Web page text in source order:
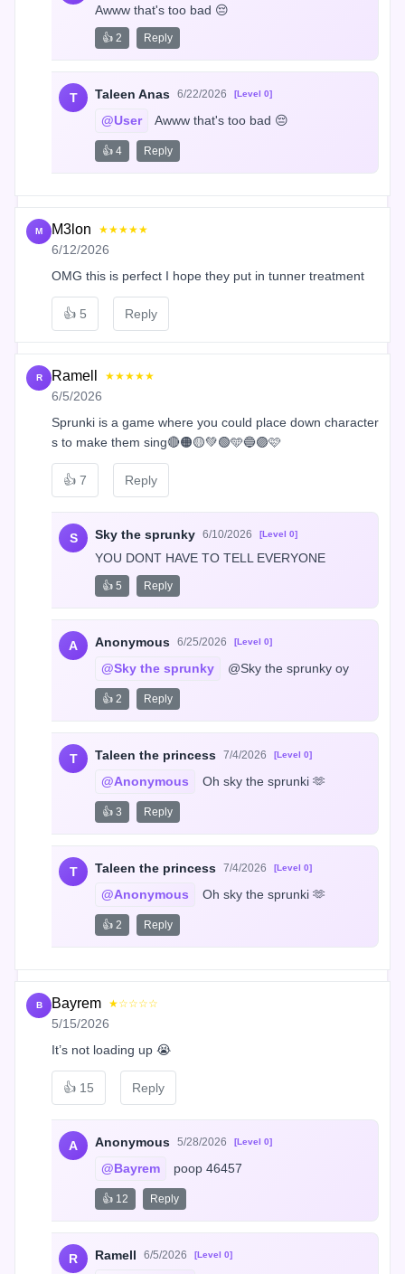
Awww that's too bad 😔
👍 2 Reply
T Taleen Anas 6/22/2026 [Level 0]
@User Awww that's too bad 😔
👍 4 Reply
M M3lon ★★★★★
6/12/2026
OMG this is perfect I hope they put in tunner treatment
👍 5 Reply
R Ramell ★★★★★
6/5/2026
Sprunki is a game where you could place down character
s to make them sing🔴🟠🟡💚🟢🩵🔵🟣🩷
👍 7 Reply
S Sky the sprunky 6/10/2026 [Level 0]
YOU DONT HAVE TO TELL EVERYONE
👍 5 Reply
A Anonymous 6/25/2026 [Level 0]
@Sky the sprunky @Sky the sprunky oy
👍 2 Reply
T Taleen the princess 7/4/2026 [Level 0]
@Anonymous Oh sky the sprunki 🫶
👍 3 Reply
T Taleen the princess 7/4/2026 [Level 0]
@Anonymous Oh sky the sprunki 🫶
👍 2 Reply
B Bayrem ★☆☆☆☆
5/15/2026
It’s not loading up 😭
👍 15 Reply
A Anonymous 5/28/2026 [Level 0]
@Bayrem poop 46457
👍 12 Reply
R Ramell 6/5/2026 [Level 0]